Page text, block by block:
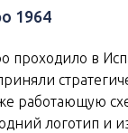
1964
проходило в
работающую
логотип и